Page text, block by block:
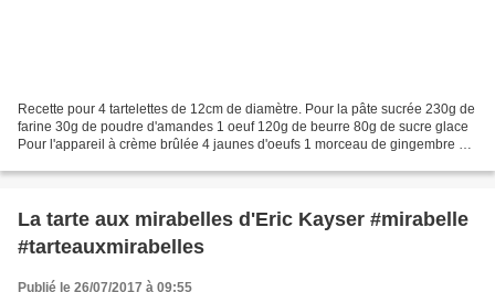
Recette pour 4 tartelettes de 12cm de diamètre. Pour la pâte sucrée 230g de
farine 30g de poudre d'amandes 1 oeuf 120g de beurre 80g de sucre glace
Pour l'appareil à crème brûlée 4 jaunes d'oeufs 1 morceau de gingembre de
La tarte aux mirabelles d'Eric Kayser #mirabelle
#tarteauxmirabelles
Publié le 26/07/2017 à 09:55